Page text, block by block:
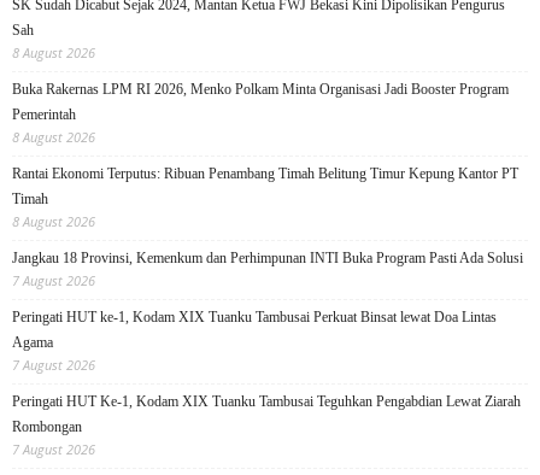
SK Sudah Dicabut Sejak 2024, Mantan Ketua FWJ Bekasi Kini Dipolisikan Pengurus
Sah
8 August 2026
Buka Rakernas LPM RI 2026, Menko Polkam Minta Organisasi Jadi Booster Program
Pemerintah
8 August 2026
Rantai Ekonomi Terputus: Ribuan Penambang Timah Belitung Timur Kepung Kantor PT
Timah
8 August 2026
Jangkau 18 Provinsi, Kemenkum dan Perhimpunan INTI Buka Program Pasti Ada Solusi
7 August 2026
Peringati HUT ke-1, Kodam XIX Tuanku Tambusai Perkuat Binsat lewat Doa Lintas
Agama
7 August 2026
Peringati HUT Ke-1, Kodam XIX Tuanku Tambusai Teguhkan Pengabdian Lewat Ziarah
Rombongan
7 August 2026